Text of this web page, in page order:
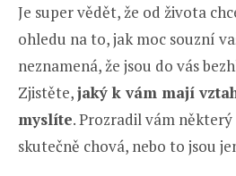
Je super vědět, že od života
ohledu na to, jak moc souzní
neznamená, že jsou do vás
Zjistěte,jaký k vám mají
myslíte. Prozradil vám
skutečně chová, nebo to jsou